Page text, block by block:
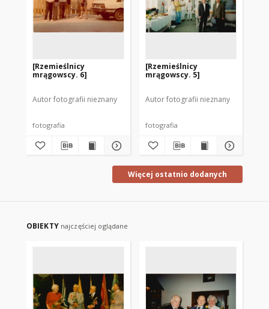
[Rzemieślnicy
mrągowscy. 6]
Autor fotografii nieznany
fotografia
[Rzemieślnicy
mrągowscy. 5]
Autor fotografii nieznany
fotografia
Więcej ostatnio dodanych
OBIEKTY najczęściej oglądane